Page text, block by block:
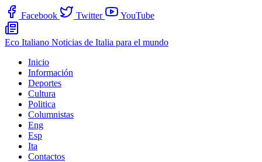
Facebook Twitter YouTube
Eco Italiano Noticias de Italia para el mundo
Inicio
Información
Deportes
Cultura
Politica
Columnistas
Eng
Esp
Ita
Contactos